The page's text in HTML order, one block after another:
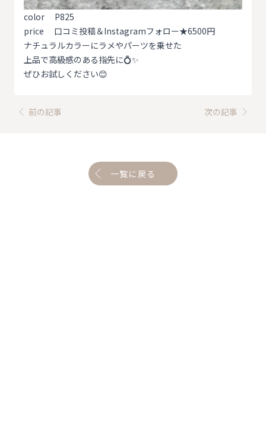
color P825
price 口コミ投稿＆Instagramフォロー★6500円
ナチュラルカラーにラメやパーツを乗せた
上品で高級感のある指先に💍✨
ぜひお試しください😊
前の記事 次の記事
一覧に戻る